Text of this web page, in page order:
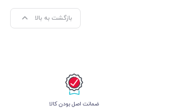
بازگشت به بالا
ﺿﻤﺎﻧﺖ اﺻﻞ ﺑﻮدن ﮐﺎﻟﺎ